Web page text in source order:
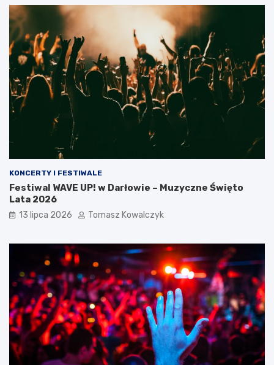
KONCERTY I FESTIWALE
Festiwal WAVE UP! w Darłowie – Muzyczne Święto
Lata 2026
13 lipca 2026 Tomasz Kowalczyk